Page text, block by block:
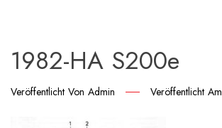
1982-HA S200e
Veröffentlicht Von Admin Veröffentlicht Am